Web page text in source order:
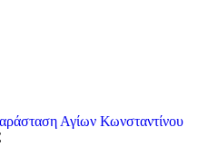
Αγίων Κωνσταντίνου